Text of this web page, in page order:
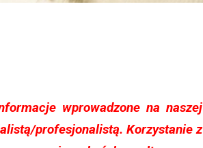
wprowadzone na naszej
profesjonalistą. Korzystanie z